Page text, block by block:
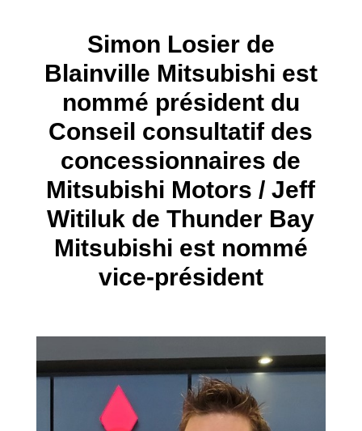
Simon Losier de
Blainville Mitsubishi est
nommé président du
Conseil consultatif des
concessionnaires de
Mitsubishi Motors / Jeff
Witiluk de Thunder Bay
Mitsubishi est nommé
vice-président